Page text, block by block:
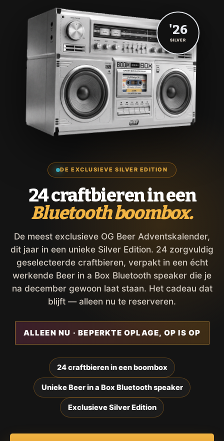
DE EXCLUSIEVE SILVER EDITION
24 craftbieren in een
Bluetooth boombox.
De meest exclusieve OG Beer Adventskalender,
dit jaar in een unieke Silver Edition. 24 zorgvuldig
geselecteerde craftbieren, verpakt in een écht
werkende Beer in a Box Bluetooth speaker die je
na december gewoon laat staan. Het cadeau dat
blijft — alleen nu te reserveren.
ALLEEN NU · BEPERKTE OPLAGE, OP IS OP
24 craftbieren in een boombox
Unieke Beer in a Box Bluetooth speaker
Exclusieve Silver Edition
'26
SILVER